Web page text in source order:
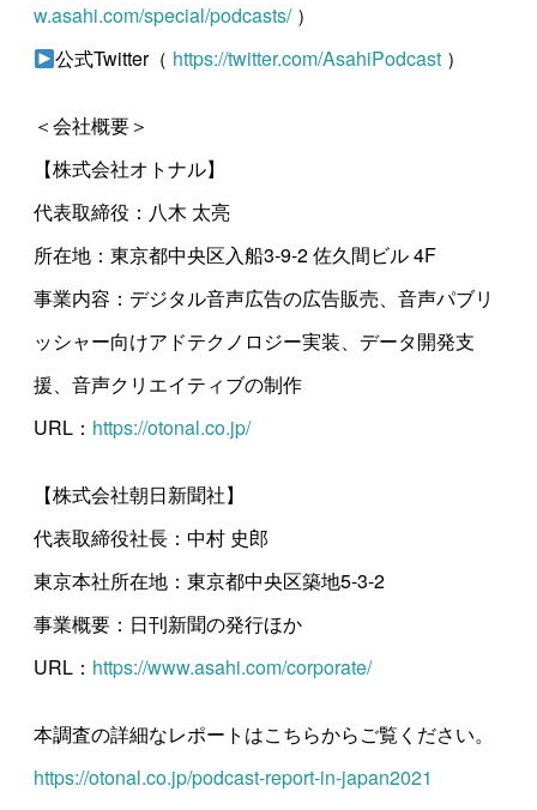
w.asahi.com/special/podcasts/）
公式Twitter（ https://twitter.com/AsahiPodcast ）
＜会社概要＞
【株式会社オトナル】
代表取締役：八木 太亮
所在地：東京都中央区入船3-9-2 佐久間ビル 4F
事業内容：デジタル音声広告の広告販売、音声パブリ
ッシャー向けアドテクノロジー実装、データ開発支
援、音声クリエイティブの制作
URL： https://otonal.co.jp/
【株式会社朝日新聞社】
代表取締役社長：中村 史郎
東京本社所在地：東京都中央区築地5-3-2
事業概要：日刊新聞の発行ほか
URL： https://www.asahi.com/corporate/
本調査の詳細なレポートはこちらからご覧ください。
https://otonal.co.jp/podcast-report-in-japan2021